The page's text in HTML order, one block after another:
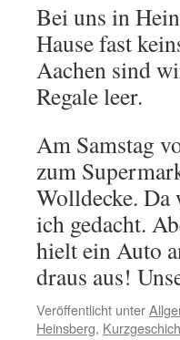
Bei uns in
Hause fast
Aachen sind
Regale leer.
Am Samstag
zum
Wolldecke. Da
ich gedacht.
hielt ein Auto
draus aus!
Veröffentlicht unter
Heinsberg,